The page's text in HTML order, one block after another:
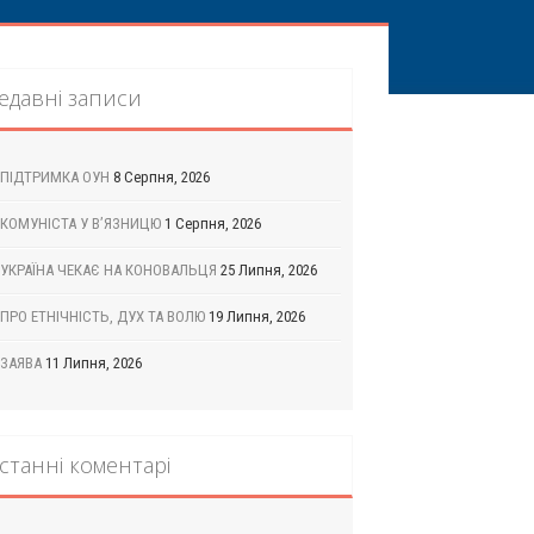
записи
ПІДТРИМКА ОУН 8 Серпня, 2026
КОМУНІСТА У В’ЯЗНИЦЮ 1 Серпня, 2026
УКРАЇНА ЧЕКАЄ НА КОНОВАЛЬЦЯ 25 Липня, 2026
ПРО ЕТНІЧНІСТЬ, ДУХ ТА ВОЛЮ 19 Липня, 2026
ЗАЯВА 11 Липня, 2026
коментарі